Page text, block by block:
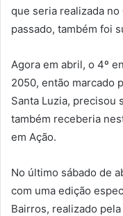
que seria realizada no
passado, também foi
Agora em abril, o 4º
2050, então marcado
Santa Luzia, precisou
também receberia
em Ação.
No último sábado de
com uma edição
Bairros, realizado